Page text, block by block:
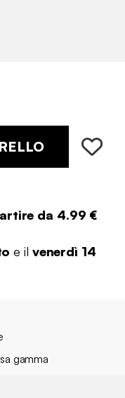
da 4.99 €
e il venerdì 14
gamma